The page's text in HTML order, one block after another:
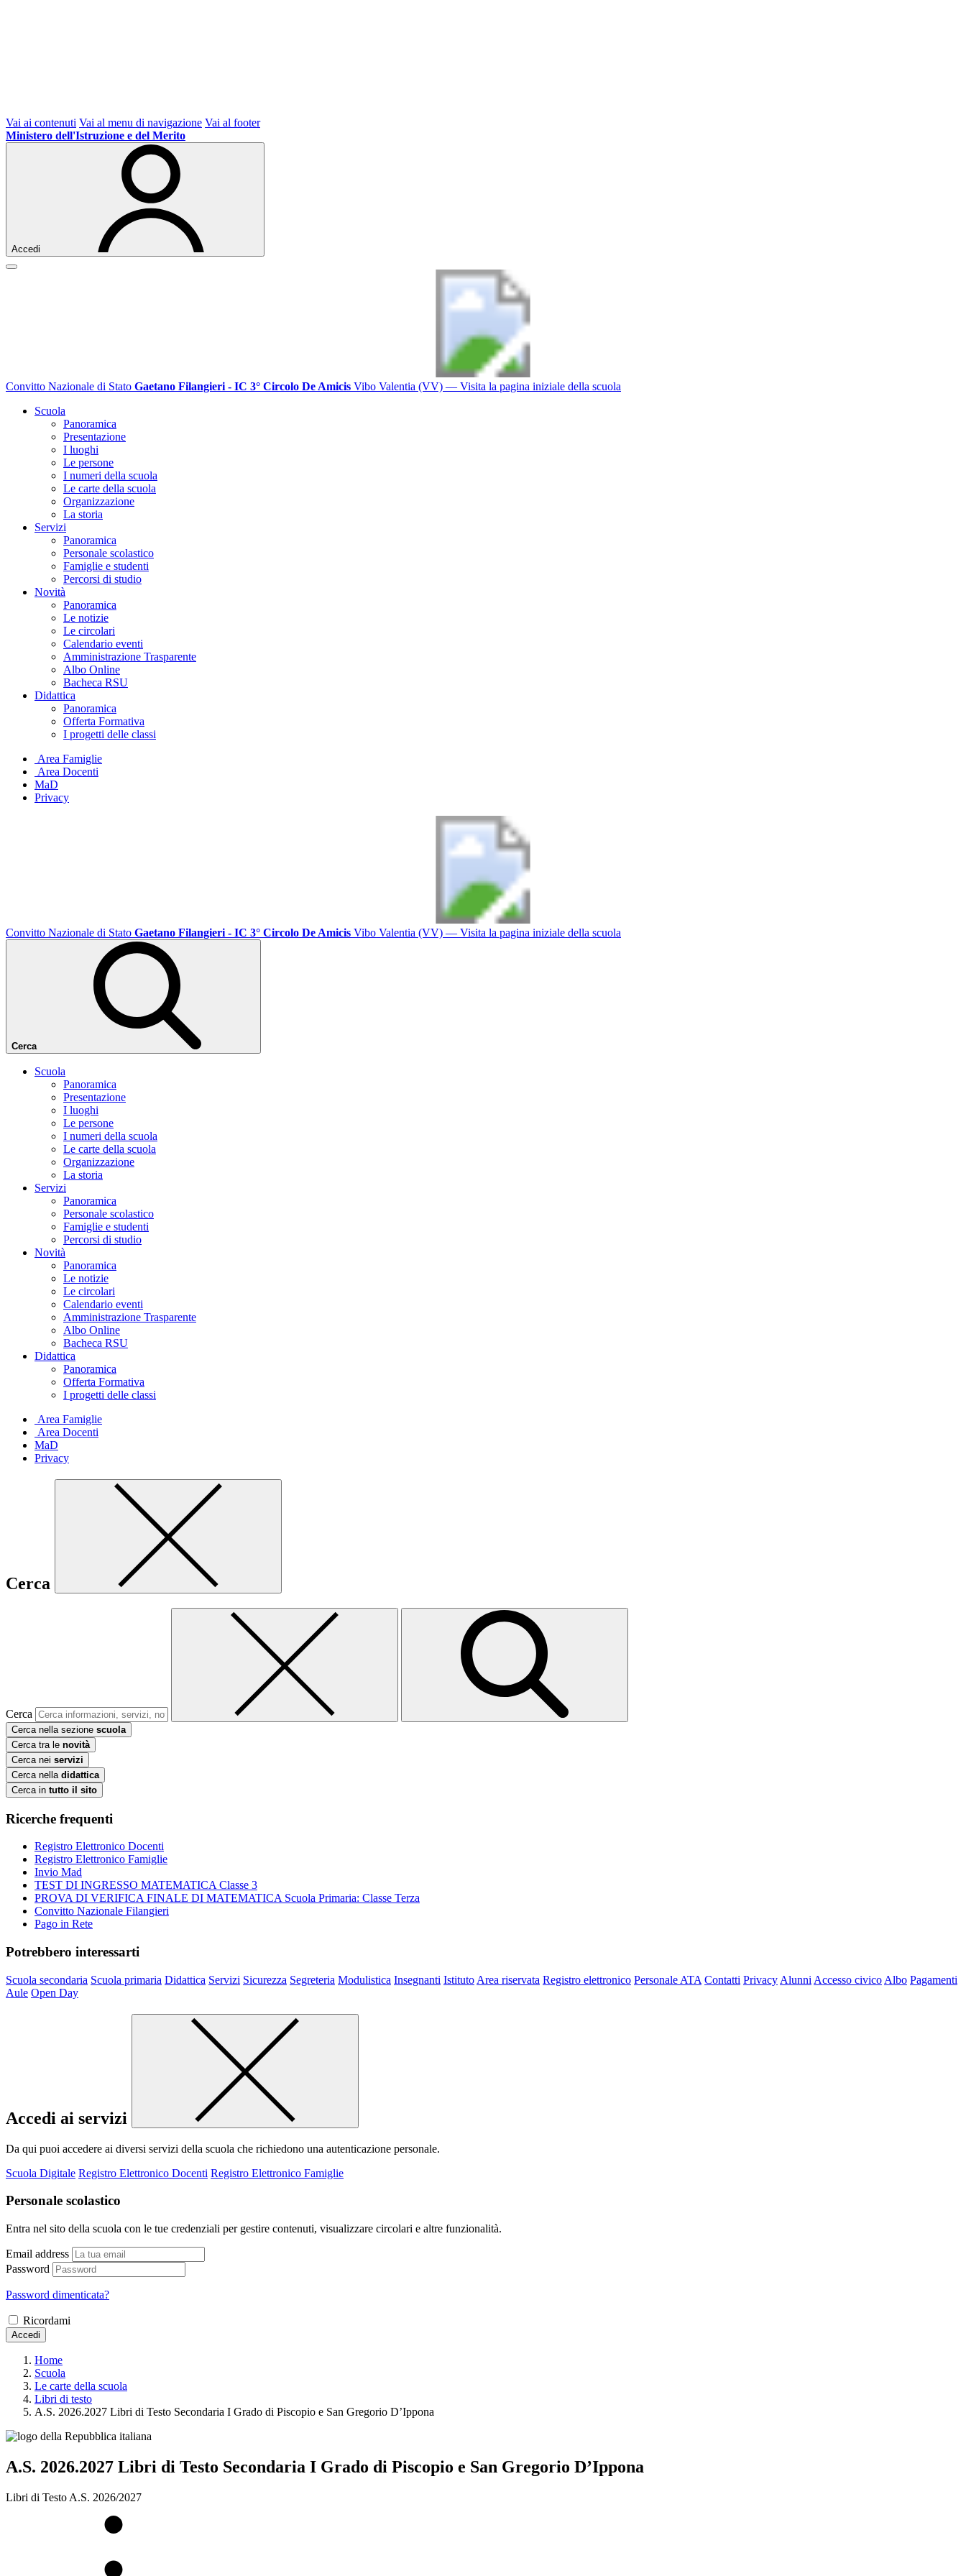
Vai ai contenuti Vai al menu di navigazione Vai al footer
Ministero dell'Istruzione e del Merito
Accedi
Convitto Nazionale di Stato Gaetano Filangieri - IC 3° Circolo De Amicis Vibo Valentia (VV) — Visita la pagina iniziale della scuola
Scuola
Panoramica
Presentazione
I luoghi
Le persone
I numeri della scuola
Le carte della scuola
Organizzazione
La storia
Servizi
Panoramica
Personale scolastico
Famiglie e studenti
Percorsi di studio
Novità
Panoramica
Le notizie
Le circolari
Calendario eventi
Amministrazione Trasparente
Albo Online
Bacheca RSU
Didattica
Panoramica
Offerta Formativa
I progetti delle classi
Area Famiglie
Area Docenti
MaD
Privacy
Convitto Nazionale di Stato Gaetano Filangieri - IC 3° Circolo De Amicis Vibo Valentia (VV) — Visita la pagina iniziale della scuola
Cerca
Scuola
Panoramica
Presentazione
I luoghi
Le persone
I numeri della scuola
Le carte della scuola
Organizzazione
La storia
Servizi
Panoramica
Personale scolastico
Famiglie e studenti
Percorsi di studio
Novità
Panoramica
Le notizie
Le circolari
Calendario eventi
Amministrazione Trasparente
Albo Online
Bacheca RSU
Didattica
Panoramica
Offerta Formativa
I progetti delle classi
Area Famiglie
Area Docenti
MaD
Privacy
Cerca
Cerca
Cerca nella sezione scuola
Cerca tra le novità
Cerca nei servizi
Cerca nella didattica
Cerca in tutto il sito
Ricerche frequenti
Registro Elettronico Docenti
Registro Elettronico Famiglie
Invio Mad
TEST DI INGRESSO MATEMATICA Classe 3
PROVA DI VERIFICA FINALE DI MATEMATICA Scuola Primaria: Classe Terza
Convitto Nazionale Filangieri
Pago in Rete
Potrebbero interessarti
Scuola secondaria Scuola primaria Didattica Servizi Sicurezza Segreteria Modulistica Insegnanti Istituto Area riservata Registro elettronico Personale ATA Contatti Privacy Alunni Accesso civico Albo Pagamenti
Aule Open Day
Accedi ai servizi
Da qui puoi accedere ai diversi servizi della scuola che richiedono una autenticazione personale.
Scuola Digitale Registro Elettronico Docenti Registro Elettronico Famiglie
Personale scolastico
Entra nel sito della scuola con le tue credenziali per gestire contenuti, visualizzare circolari e altre funzionalità.
Email address
Password
Password dimenticata?
Ricordami
Accedi
Home
Scuola
Le carte della scuola
Libri di testo
A.S. 2026.2027 Libri di Testo Secondaria I Grado di Piscopio e San Gregorio D’Ippona
A.S. 2026.2027 Libri di Testo Secondaria I Grado di Piscopio e San Gregorio D’Ippona
Libri di Testo A.S. 2026/2027